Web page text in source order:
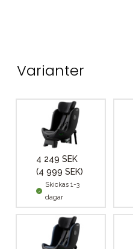
Varianter
4 249 SEK
(4 999 SEK)
Skickas 1-3
dagar